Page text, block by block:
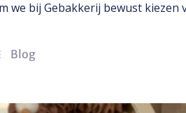
we bij Gebakkerij bewust
Blog